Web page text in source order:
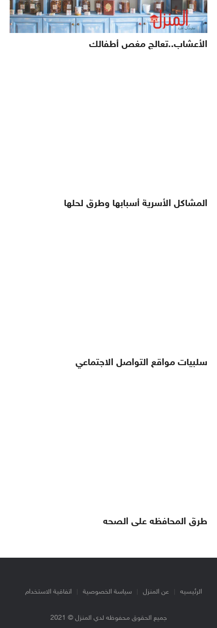
الأعشاب..تعالج مغص أطفالك
المشاكل الأسرية أسبابها وطرق لحلها
سلبيات مواقع التواصل الاجتماعي
طرق المحافظه على الصحه
الرئيسيه عن المنزل سياسة الخصوصية اتفاقية الاستخدام
جميع الحقوق محفوظه لدي المنزل © 2021